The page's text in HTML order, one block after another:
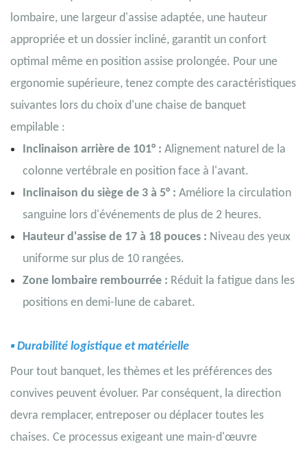
lombaire, une largeur d'assise adaptée, une hauteur
appropriée et un dossier incliné, garantit un confort
optimal même en position assise prolongée. Pour une
ergonomie supérieure, tenez compte des caractéristiques
suivantes lors du choix d'une chaise de banquet
empilable :
Inclinaison arrière de 101° : Alignement naturel de la
colonne vertébrale en position face à l'avant.
Inclinaison du siège de 3 à 5° : Améliore la circulation
sanguine lors d'événements de plus de 2 heures.
Hauteur d'assise de 17 à 18 pouces : Niveau des yeux
uniforme sur plus de 10 rangées.
Zone lombaire rembourrée : Réduit la fatigue dans les
positions en demi-lune de cabaret.
▪Durabilité logistique et matérielle
Pour tout banquet, les thèmes et les préférences des
convives peuvent évoluer. Par conséquent, la direction
devra remplacer, entreposer ou déplacer toutes les
chaises. Ce processus exigeant une main-d'œuvre